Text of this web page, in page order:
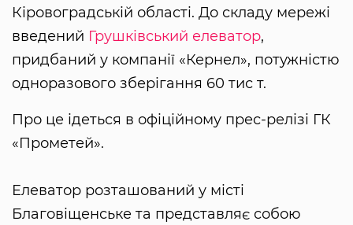
Кіровоградській області. До складу мережі
введений Грушківський елеватор,
придбаний у компанії «Кернел», потужністю
одноразового зберігання 60 тис т.
Про це ідеться в офіційному прес-релізі ГК
«Прометей».
Елеватор розташований у місті
Благовіщенське та представляє собою